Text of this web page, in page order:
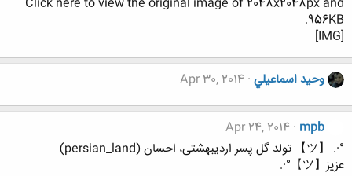
956KB.
[IMG]
وحيد اسماعيلي Apr 30, 2014
mpb
Apr 24, 2014
°·. 【ツ】 تولد گل پسر اردیبهشتی، احسان (persian_land)
عزیز【ツ】°·.